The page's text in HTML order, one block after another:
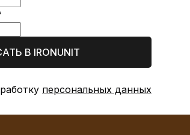
В IRONUNIT
персональных данных